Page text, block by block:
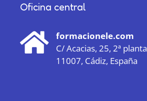
Oficina central
formacionele.com
C/ Acacias, 25, 2ª planta
11007, Cádiz, España